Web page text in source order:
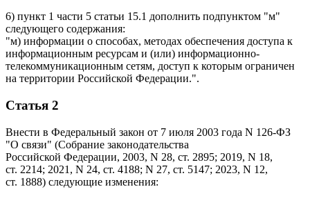
6) пункт 1 части 5 статьи 15.1 дополнить подпунктом "м"
следующего содержания:
"м) информации о способах, методах обеспечения доступа к
информационным ресурсам и (или) информационно-
телекоммуникационным сетям, доступ к которым ограничен
на территории Российской Федерации.".
Статья 2
Внести в Федеральный закон от 7 июля 2003 года N 126-ФЗ
"О связи" (Собрание законодательства
Российской Федерации, 2003, N 28, ст. 2895; 2019, N 18,
ст. 2214; 2021, N 24, ст. 4188; N 27, ст. 5147; 2023, N 12,
ст. 1888) следующие изменения: